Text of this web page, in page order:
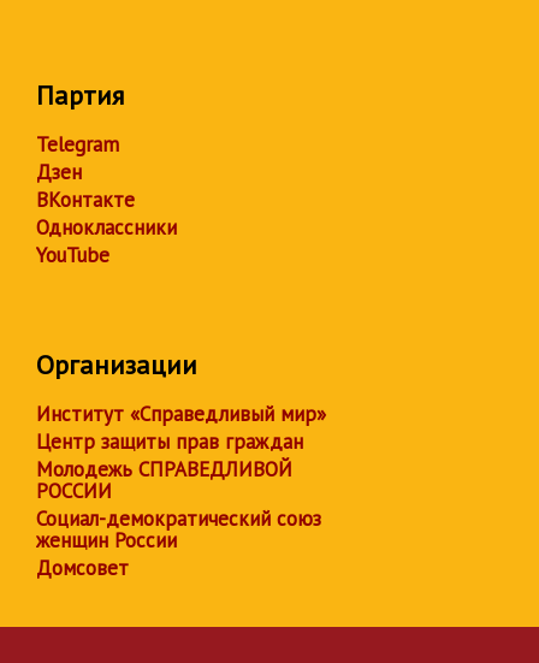
Партия
Telegram
Дзен
ВКонтакте
Одноклассники
YouTube
Организации
Институт «Справедливый мир»
Центр защиты прав граждан
Молодежь СПРАВЕДЛИВОЙ
РОССИИ
Социал-демократический союз
женщин России
Домсовет